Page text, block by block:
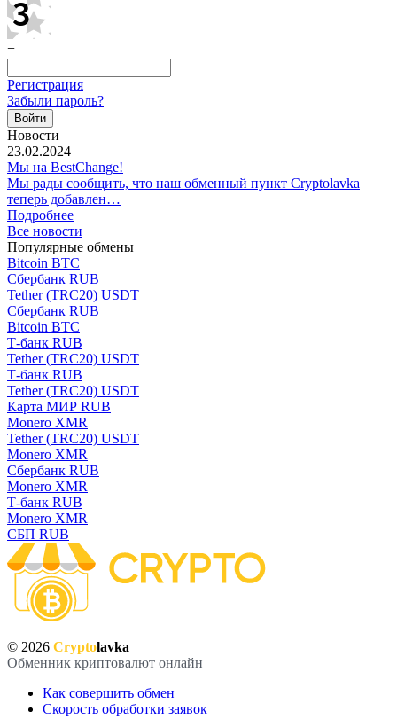
=
Регистрация
Забыли пароль?
Новости
23.02.2024
Мы на BestChange!
Мы рады сообщить, что наш обменный пункт Cryptolavka
теперь добавлен…
Подробнее
Все новости
Популярные обмены
Bitcoin BTC
Сбербанк RUB
Tether (TRC20) USDT
Сбербанк RUB
Bitcoin BTC
Т-банк RUB
Tether (TRC20) USDT
Т-банк RUB
Tether (TRC20) USDT
Карта МИР RUB
Monero XMR
Tether (TRC20) USDT
Monero XMR
Сбербанк RUB
Monero XMR
Т-банк RUB
Monero XMR
СБП RUB
© 2026 Cryptolavka
Обменник криптовалют онлайн
Как совершить обмен
Скорость обработки заявок